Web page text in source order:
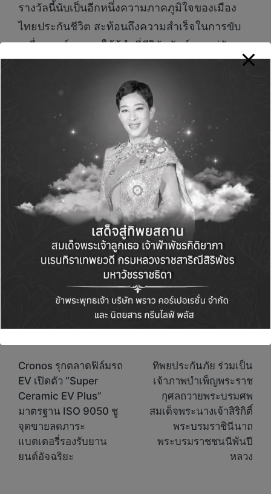
รางวัลนี้นับเป็นอีกหนึ่งความภาคภูมิใจของเมือง
ไทยประกันชีวิต สะท้อนถึงความสำเร็จในการขับ
เคลื่อนองค์กรภายใต้ผู้นำที่มีวิสัยทัศน์ ควบคู่กับการ
บริโภค พร้อมส่งมอบประสบการณ์ที่ดีผ่าน
ผลิตภัณฑ์ บริการ และนวัตกรรมที่ตอบโจทย์ความ
ต้องการของลูกค้า ในทุกช่วงชีวิตได้อย่างต่อเนื่อง
#เมืองไทยประกันชีวิต #MuangThaiLife
Green Life+
View All Posts
Post
navigation
Cronos รุกตลาดฟิล์มรถ
EV เปิดตัว “Super
Ceramic EV Plus”
มาตรฐาน ISO 9050 ชู
จุดขายลดภาระ
แบตเตอรี่รองรับยาน
ยนต์อัจฉริยะ
ทิพยประกันภัย ร่วมเป็น
เจ้าภาพบำเพ็ญพระราช
กุศลถวายพระบรมศพ
สมเด็จพระนางเจ้าสิริกิติ์
พระบรมราชินีนาถ
พระบรมราชชนนีพันปี
หลวง